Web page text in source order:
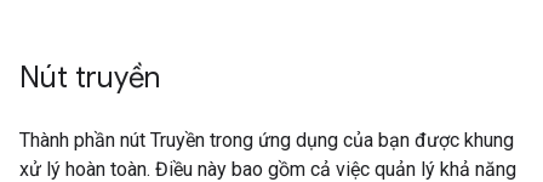
Nút truyền
Thành phần nút Truyền trong ứng dụng của bạn được khung
xử lý hoàn toàn. Điều này bao gồm cả việc quản lý khả năng